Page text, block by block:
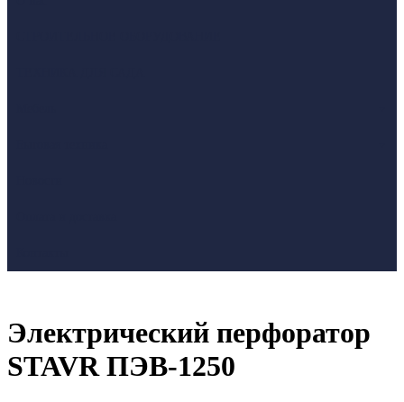
Электрический перфоратор
STAVR ПЭВ-1250